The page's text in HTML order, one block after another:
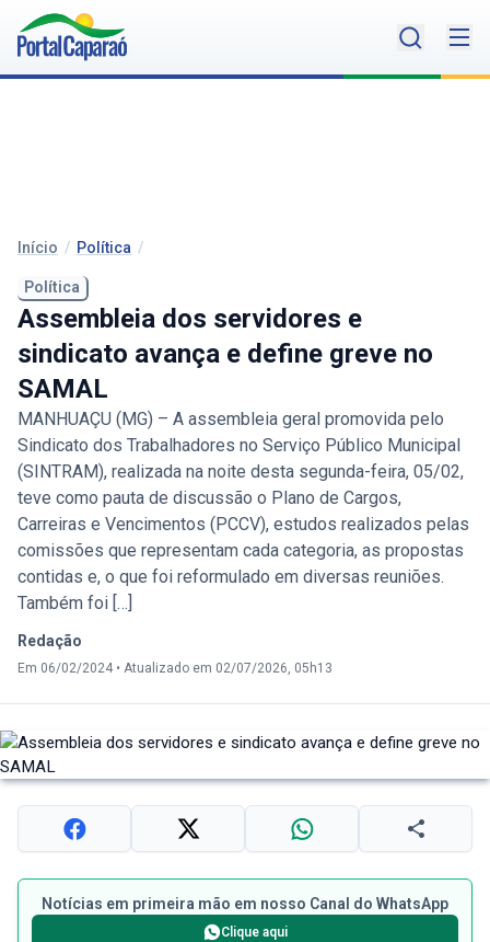
Início / Política /
Política
Assembleia dos servidores e
sindicato avança e define greve no
SAMAL
MANHUAÇU (MG) – A assembleia geral promovida pelo
Sindicato dos Trabalhadores no Serviço Público Municipal
(SINTRAM), realizada na noite desta segunda-feira, 05/02,
teve como pauta de discussão o Plano de Cargos,
Carreiras e Vencimentos (PCCV), estudos realizados pelas
comissões que representam cada categoria, as propostas
contidas e, o que foi reformulado em diversas reuniões.
Também foi […]
Redação
Em 06/02/2024 • Atualizado em 02/07/2026, 05h13
Notícias em primeira mão em nosso Canal do WhatsApp
Clique aqui